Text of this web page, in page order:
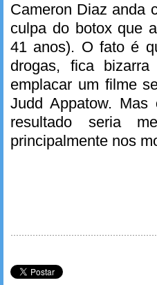
Cameron Diaz anda
culpa do botox que
41 anos). O fato é
drogas, fica
emplacar um filme
Judd Appatow.
resultado seria
principalmente nos